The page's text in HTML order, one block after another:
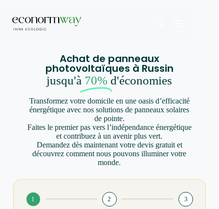
Achat de panneaux
photovoltaïques à Russin
jusqu'à 70% d'économies
Transformez votre domicile en une oasis d’efficacité
énergétique avec nos solutions de panneaux solaires
de pointe.
Faites le premier pas vers l’indépendance énergétique
et contribuez à un avenir plus vert.
Demandez dès maintenant votre devis gratuit et
découvrez comment nous pouvons illuminer votre
monde.
1 2 3